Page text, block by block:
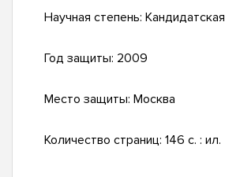
Научная степень: Кандидатская
Год защиты: 2009
Место защиты: Москва
Количество страниц: 146 с. : ил.